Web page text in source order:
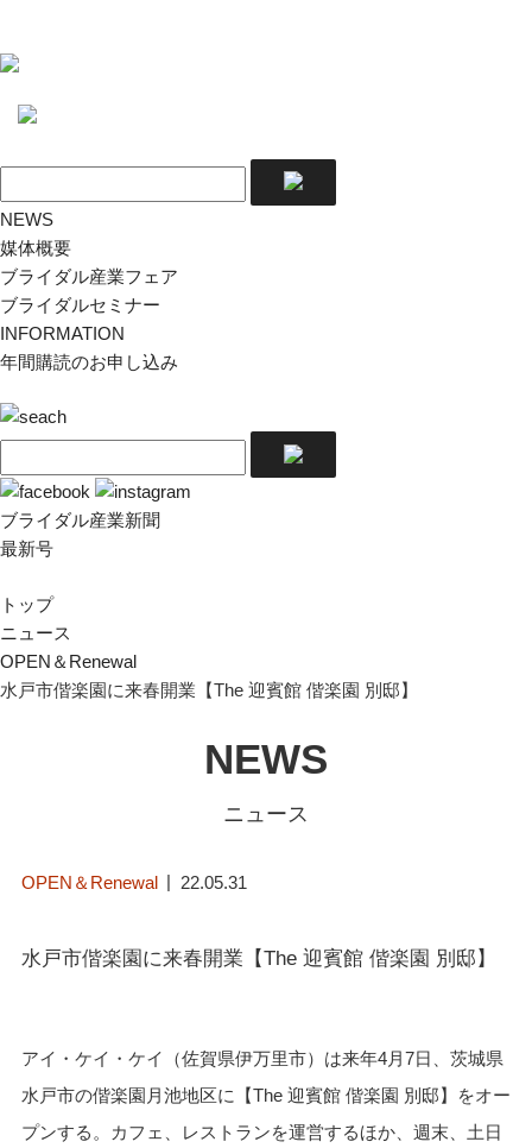
NEWS
媒体概要
ブライダル産業フェア
ブライダルセミナー
INFORMATION
年間購読のお申し込み
ブライダル産業新聞
最新号
トップ
ニュース
OPEN＆Renewal
水戸市偕楽園に来春開業【The 迎賓館 偕楽園 別邸】
NEWS
ニュース
OPEN＆Renewal 22.05.31
水戸市偕楽園に来春開業【The 迎賓館 偕楽園 別邸】
アイ・ケイ・ケイ（佐賀県伊万里市）は来年4月7日、茨城県
水戸市の偕楽園月池地区に【The 迎賓館 偕楽園 別邸】をオー
プンする。カフェ、レストランを運営するほか、週末、土日